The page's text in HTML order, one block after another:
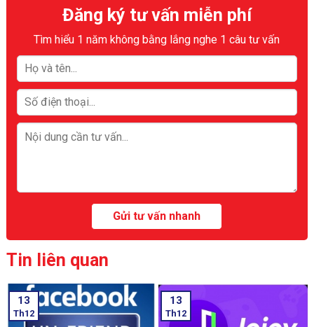
Đăng ký tư vấn miễn phí
Tìm hiểu 1 năm không bằng lắng nghe 1 câu tư vấn
Tin liên quan
13
Th12
13
Th12